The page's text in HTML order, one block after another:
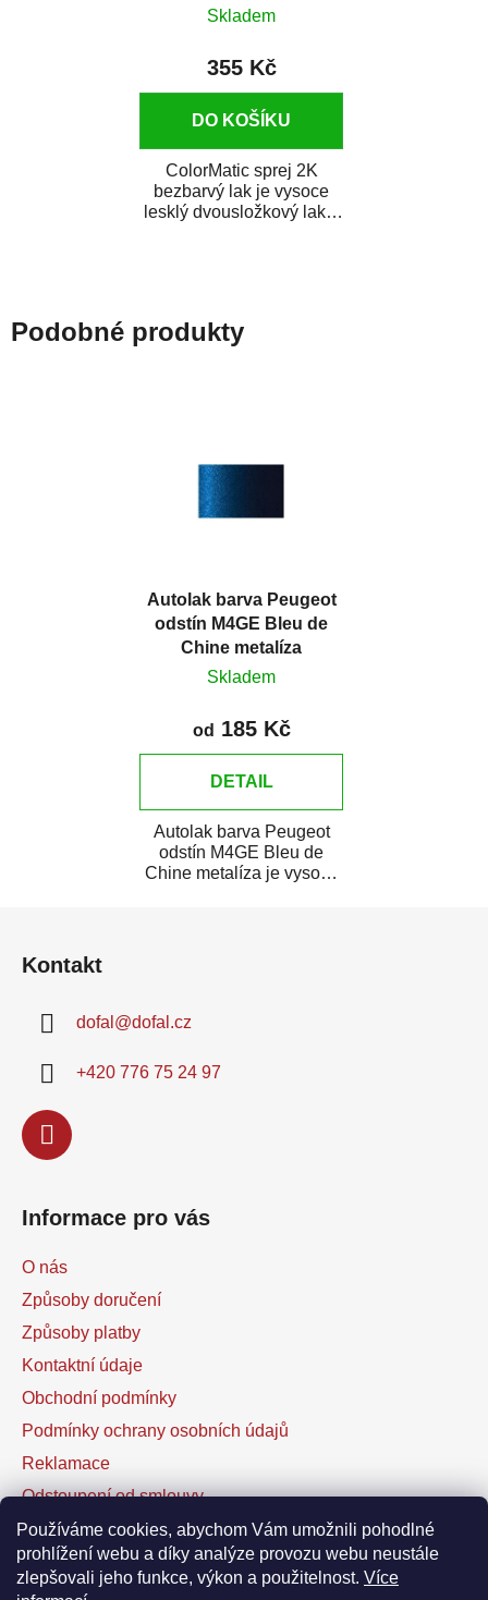
Používáme cookies, abychom Vám umožnili pohodlné
prohlížení webu a díky analýze provozu webu neustále
zlepšovali jeho funkce, výkon a použitelnost. Více
Skladem
355 Kč
DO KOŠÍKU
ColorMatic sprej 2K
bezbarvý lak je vysoce
lesklý dvousložkový lak s
Podobné produkty
Autolak barva Peugeot
odstín M4GE Bleu de
Chine metalíza
Skladem
od 185 Kč
DETAIL
Autolak barva Peugeot
odstín M4GE Bleu de
Chine metalíza je vysoce
Kontakt
dofal @dofal.cz
+420 776 75 24 97
Informace pro vás
O nás
Způsoby doručení
Způsoby platby
Kontaktní údaje
Obchodní podmínky
Podmínky ochrany osobních údajů
Reklamace
Odstoupení od smlouvy
Kontaktní formulář